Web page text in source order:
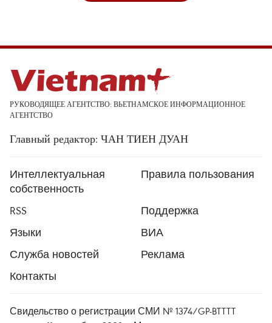
РУКОВОДЯЩЕЕ АГЕНТСТВО: ВЬЕТНАМСКОЕ ИНФОРМАЦИОННОЕ
АГЕНТСТВО
Главный редактор: ЧАН ТИЕН ДУАН
Интеллектуальная
собственность
Правила пользования
RSS
Поддержка
Языки
ВИА
Служба новостей
Реклама
Контакты
Свидельство о регистрации СМИ № 1374/GP-BTTTT